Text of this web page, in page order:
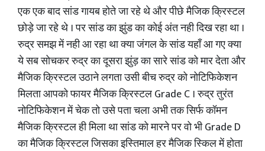
एक एक बाद सांड गायब होते जा रहे थे और पीछे मैजिक क्रिस्टल
छोड़े जा रहे थे । पर सांड का झुंड का कोई अंत नही दिख रहा था ।
रुद्र समझ में नही आ रहा था क्या जंगल के सांड यहाँ आ गए क्या
ये सब सोचकर रुद्र का दूसरा झुंड़ का सारे सांड को मार देता और
मैजिक क्रिस्टल उठाने लगता उसी बीच रुद्र को नोटिफिकेशन
मिलता आपको फायर मैजिक क्रिस्टल Grade C । रुद्र तुरंत
नोटिफिकेशन में चेक तो उसे पता चला अभी तक सिर्फ कॉमन
मैजिक क्रिस्टल ही मिला था सांड को मारने पर वो भी Grade D
का मैजिक क्रिस्टल जिसका इस्तिमाल हर मैजिक स्किल में होता